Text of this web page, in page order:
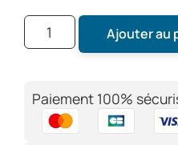
Ajouter au
Paiement 100%